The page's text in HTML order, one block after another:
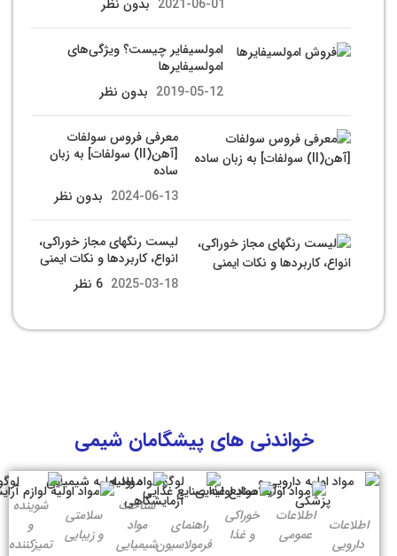
2021-06-01 بدون نظر
امولسیفایر چیست؟ ویژگی‌های
امولسیفایرها
2019-05-12 بدون نظر
معرفی فروس سولفات
[آهن(II) سولفات] به زبان
ساده
2024-06-13 بدون نظر
لیست رنگهای مجاز خوراکی،
انواع، کاربردها و نکات ایمنی
2025-03-18 6 نظر
خواندنی های پیشگامان شیمی
اطلاعات
دارویی
اطلاعات
عمومی
خوراکی
و غذا
راهنمای
فرمولاسیون
شناخت
مواد
شیمیایی
سلامتی
و زیبایی
شوینده
و
تمیزکننده